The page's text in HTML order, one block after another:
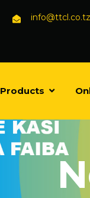
info@ttcl.co.tz
Products